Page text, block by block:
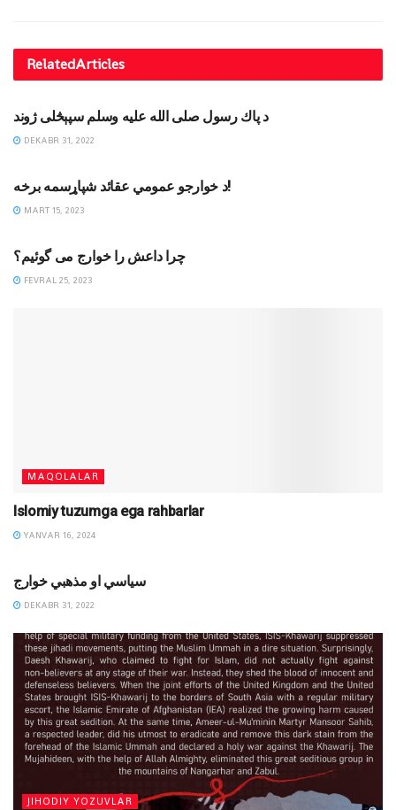
RelatedArticles
DINIY YOZUVLAR
د پاك رسول صلی الله علیه وسلم سپېڅلى ژوند
DEKABR 31, 2022
د خوارجو عمومي عقائد شپاړسمه برخه!
MART 15, 2023
چرا داعش را خوارج می گوئیم؟
FEVRAL 25, 2023
MAQOLALAR
Islomiy tuzumga ega rahbarlar
YANVAR 16, 2024
سياسي او مذهبي خوارج
DEKABR 31, 2022
JIHODIY YOZUVLAR